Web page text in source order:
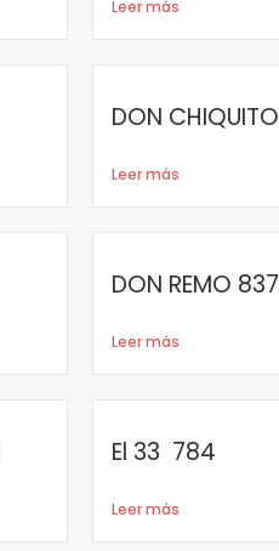
Leer más
DON
Leer más
DON REMO 837
Leer más
El 33 784
Leer más